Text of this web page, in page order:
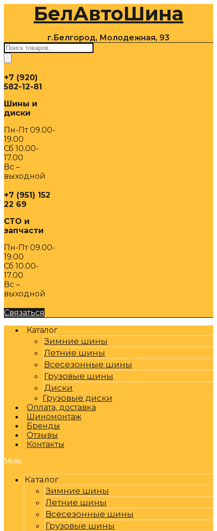
содержимомуБелАвтоШина
г.Белгород, Молодежная, 93
Поиск
товаров
+7 (920)
582-12-81
Шины и
диски
Пн-Пт 09.00-
19.00
Сб 10.00-
17.00
Вс –
выходной
+7 (951) 152
22 69
СТО и
запчасти
Пн-Пт 09.00-
19.00
Сб 10.00-
17.00
Вс –
выходной
Связаться
Каталог
Зимние шины
Летние шины
Всесезонные шины
Грузовые шины
Диски
Грузовые диски
Оплата, доставка
Шиномонтаж
Бренды
Отзывы
Контакты
Menu
Каталог
Зимние шины
Летние шины
Всесезонные шины
Грузовые шины